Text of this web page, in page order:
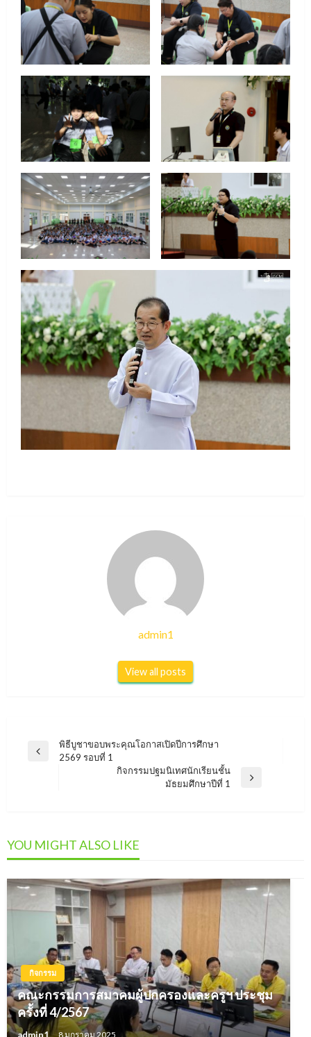
admin1
View all posts
แนะแนว
Previous
พิธีบูชาขอบพระคุณโอกาสเปิดปีการศึกษา
2569 รอบที่ 1
กิจกรรมปฐมนิเทศนักเรียนชั้น
มัธยมศึกษาปีที่ 1
YOU MIGHT ALSO LIKE
กิจกรรม
คณะกรรมการสมาคมผู้ปกครองและครูฯ ประชุม
ครั้งที่ 4/2567
admin1 8 มกราคม 2025